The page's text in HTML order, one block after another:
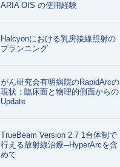
ARIA OIS の使用経験
Halcyonにおける乳房接線照射の
プランニング
がん研究会有明病院のRapidArcの
現状：臨床面と物理的側面からの
Update
TrueBeam Version 2.7 1台体制で
行える放射線治療─HyperArcを含
めて